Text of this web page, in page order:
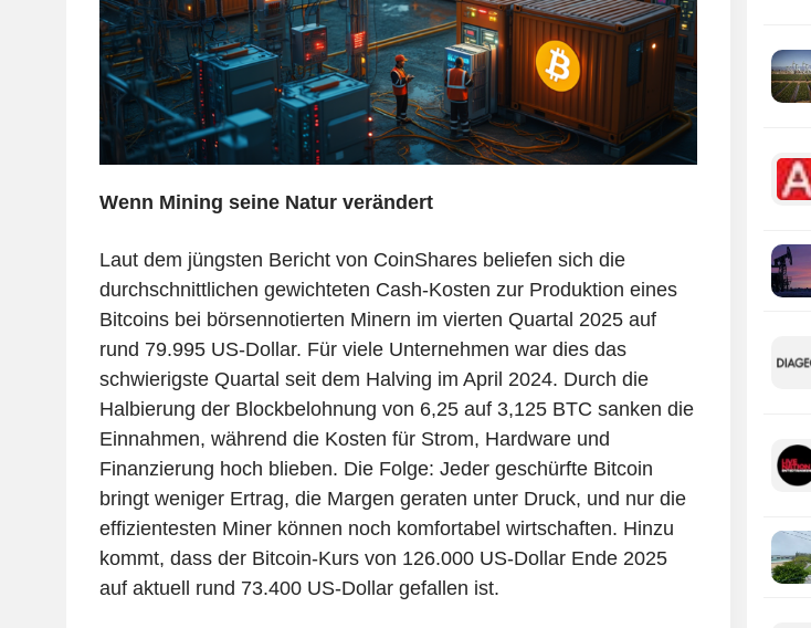
Wenn Mining seine Natur verändert
Laut dem jüngsten Bericht von CoinShares beliefen sich die
durchschnittlichen gewichteten Cash-Kosten zur Produktion eines
Bitcoins bei börsennotierten Minern im vierten Quartal 2025 auf
rund 79.995 US-Dollar. Für viele Unternehmen war dies das
schwierigste Quartal seit dem Halving im April 2024. Durch die
Halbierung der Blockbelohnung von 6,25 auf 3,125 BTC sanken die
Einnahmen, während die Kosten für Strom, Hardware und
Finanzierung hoch blieben. Die Folge: Jeder geschürfte Bitcoin
bringt weniger Ertrag, die Margen geraten unter Druck, und nur die
effizientesten Miner können noch komfortabel wirtschaften. Hinzu
kommt, dass der Bitcoin-Kurs von 126.000 US-Dollar Ende 2025
auf aktuell rund 73.400 US-Dollar gefallen ist.